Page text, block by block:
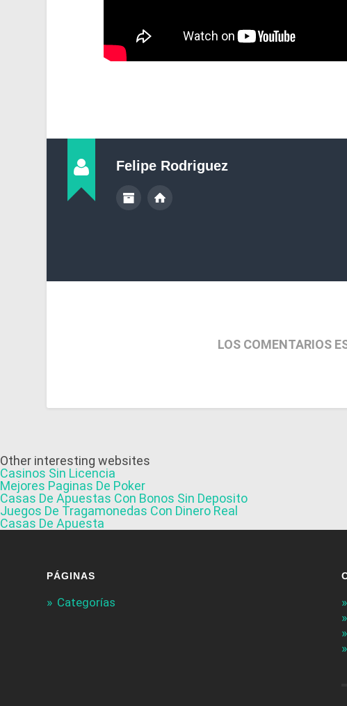
Felipe Rodriguez
LOS COMENTARIOS
Other interesting websites
Casinos Sin Licencia
Mejores Paginas De Poker
Casas De Apuestas Con Bonos Sin Deposito
Juegos De Tragamonedas Con Dinero Real
Casas De Apuesta
PÁGINAS
Categorías